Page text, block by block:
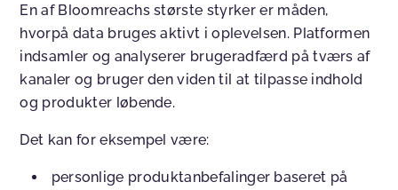
En af Bloomreachs største styrker er måden,
hvorpå data bruges aktivt i oplevelsen. Platformen
indsamler og analyserer brugeradfærd på tværs af
kanaler og bruger den viden til at tilpasse indhold
og produkter løbende.
Det kan for eksempel være:
personlige produktanbefalinger baseret på